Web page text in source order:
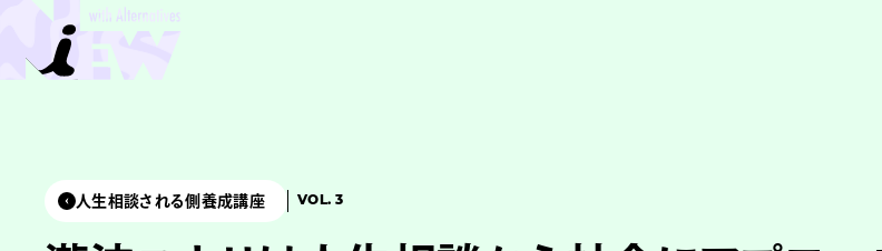
人生相談される側養成講座 VOL. 3